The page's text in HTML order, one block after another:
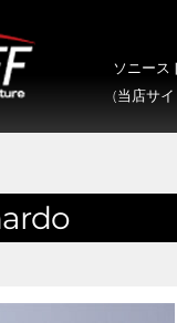
ソニース
(当店サ